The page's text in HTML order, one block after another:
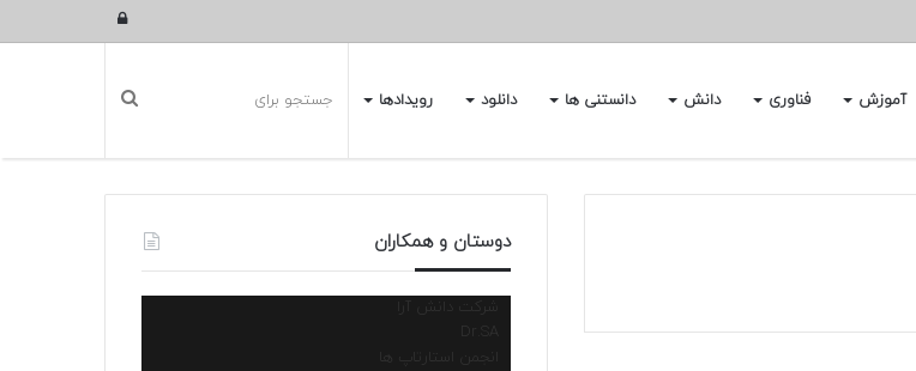
ورود
آموزش فناوری دانش دانستنی ها دانلود رویدادها
دوستان و همکاران
شرکت دانش آرا
انجمن استارتاپ ها